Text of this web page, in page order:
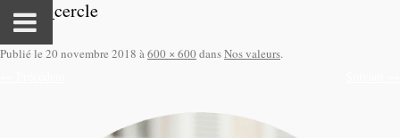
gerald_cercle
Publié le 20 novembre 2018 à600 × 600 dansNos valeurs.